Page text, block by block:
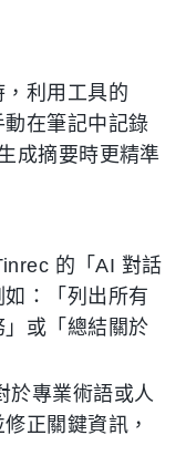
利用工具的
動在筆記中記錄
成摘要時更精準
的「AI 對話
：「列出所有
或「總結關於
於專業術語或人
正關鍵資訊，